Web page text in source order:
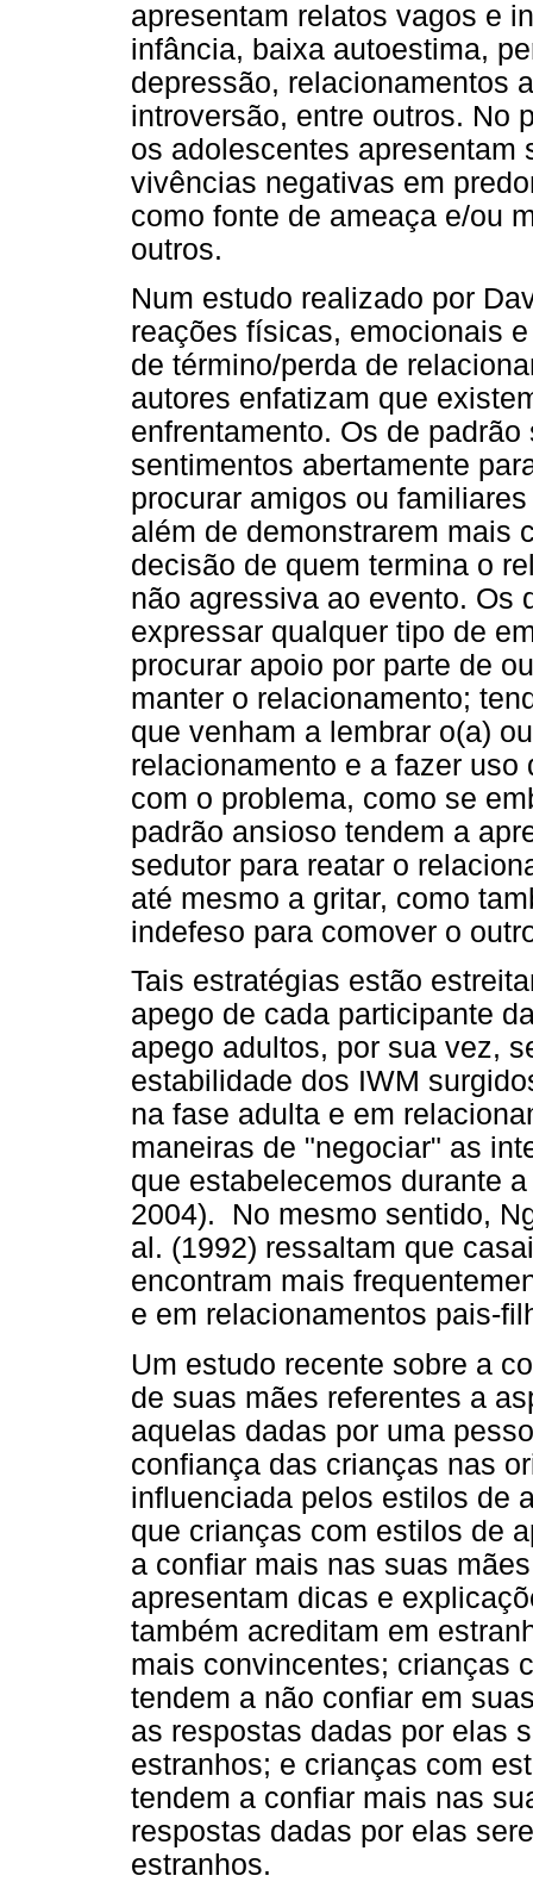
apresentam relatos vagos e
infância, baixa autoestima,
depressão, relacionamentos
introversão, entre outros. No
os adolescentes apresentam
vivências negativas em
como fonte de ameaça e/ou
outros.
Num estudo realizado por
reações físicas, emocionais
de término/perda de
autores enfatizam que
enfrentamento. Os de
sentimentos abertamente
procurar amigos ou
além de demonstrarem mais
decisão de quem termina o
não agressiva ao evento. Os
expressar qualquer tipo de
procurar apoio por parte de
manter o relacionamento;
que venham a lembrar o(a)
relacionamento e a fazer
com o problema, como se
padrão ansioso tendem a
sedutor para reatar o
até mesmo a gritar, como
indefeso para comover o
Tais estratégias estão
apego de cada participante
apego adultos, por sua vez,
estabilidade dos IWM
na fase adulta e em
maneiras de "negociar" as
que estabelecemos durante
2004). No mesmo sentido,
al. (1992) ressaltam que
encontram mais
e em relacionamentos pais-
Um estudo recente sobre a
de suas mães referentes a
aquelas dadas por uma
confiança das crianças nas
influenciada pelos estilos de
que crianças com estilos de
a confiar mais nas suas
apresentam dicas e
também acreditam em
mais convincentes; crianças
tendem a não confiar em
as respostas dadas por elas
estranhos; e crianças com
tendem a confiar mais nas
respostas dadas por elas
estranhos.